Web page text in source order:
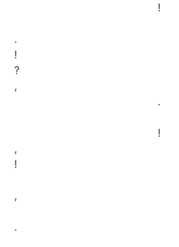
!
.
!
?
,
.
!
,
!
,
.